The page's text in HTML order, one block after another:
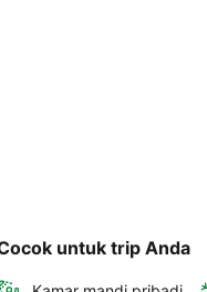
untuk trip Anda